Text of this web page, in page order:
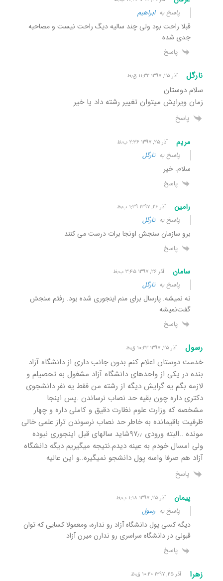
پاسخ بهابراهیم
قبلا راحت بود ولی چند سالیه دیگ راحت نیست و مصاحبه
جدی شده
پاسخ
نارگل آذر ۲۵, ۱۳۹۷ ۱۱:۳۲ ق٫ظ
سلام دوستان
زمان ویرایش میتوان تغییر رشته داد یا خیر
پاسخ
مریم آذر ۲۵, ۱۳۹۷ ۲:۳۶ ب٫ظ
پاسخ بهنارگل
سلام. خیر
پاسخ
رامین آذر ۲۶, ۱۳۹۷ ۱:۳۹ ب٫ظ
پاسخ بهنارگل
برو سازمان سنجش اونجا برات درست می کنند
پاسخ
سامان آذر ۲۶, ۱۳۹۷ ۳:۴۵ ب٫ظ
پاسخ بهنارگل
نه نمیشه. پارسال برای منم اینجوری شده بود. رفتم سنجش
گفت‌نمیشه
پاسخ
رسول آذر ۲۵, ۱۳۹۷ ۱۰:۲۳ ق٫ظ
خدمت دوستان اعلام کنم بدون جانب داری از دانشگاه آزاد
بنده در یکی از واحدهای دانشگاه آزاد مشغول به تحصیلم و
لازمه بگم یه گرایش دیگه از رشته من فقط یه نفر دانشجوی
دکتری داره چون بقیه حد نصاب نرساندن .پس اینجا
مشخصه که وزارت علوم نظارت دقیق و کاملی داره و چهار
ظرفیت باقیمانده به خاطر حد نصاب نرسوندن تراز علمی خالی
مونده ..البته ورودی ۹۷٫٫شاید سالهای قبل اینجوری نبوده
ولی امسال خودم به عینه دیدم.نتیجه میگیریم دیگه دانشگاه
آزاد هم صرفا واسه پول دانشجو نمیگیره..و این عالیه
پاسخ
پیمان آذر ۲۵, ۱۳۹۷ ۱:۱۸ ب٫ظ
پاسخ به رسول
دیگه کسی پول دانشگاه آزاد رو نداره، ومعمولا کسایی که توان
قبولی در دانشگاه سراسری رو ندارن میرن آزاد
پاسخ
زهرا آذر ۲۵, ۱۳۹۷ ۱۰:۲۰ ق٫ظ